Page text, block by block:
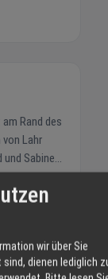
Lahr
Sabine
Die
mit
wir über Sie
dienen lediglich